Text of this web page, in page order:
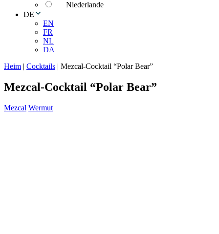
Niederlande
DE
EN
FR
NL
DA
Heim | Cocktails | Mezcal-Cocktail “Polar Bear”
Mezcal-Cocktail “Polar Bear”
Mezcal Wermut